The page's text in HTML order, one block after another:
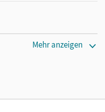
Mehr anzeigen